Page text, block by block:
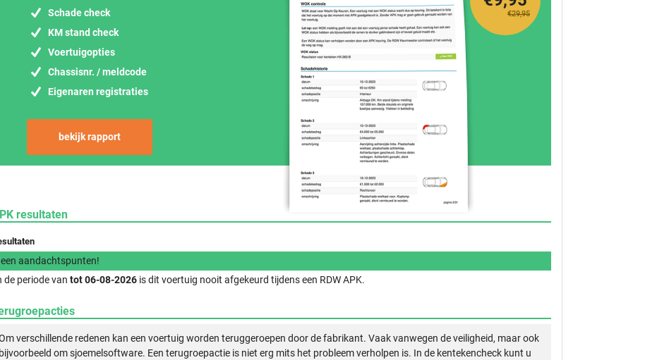
Schade check
KM stand check
Voertuigopties
Chassisnr. / meldcode
Eigenaren registraties
bekijk rapport
€29,95
resultaten
aandachtspunten!
de periode van tot 06-08-2026 is dit voertuig nooit afgekeurd tijdens een RDW APK.
verschillende redenen kan een voertuig worden teruggeroepen door de fabrikant. Vaak vanwegen de veiligheid, maar ook
bijvoorbeeld om sjoemelsoftware. Een terugroepactie is niet erg mits het probleem verholpen is. In de kentekencheck kunt u